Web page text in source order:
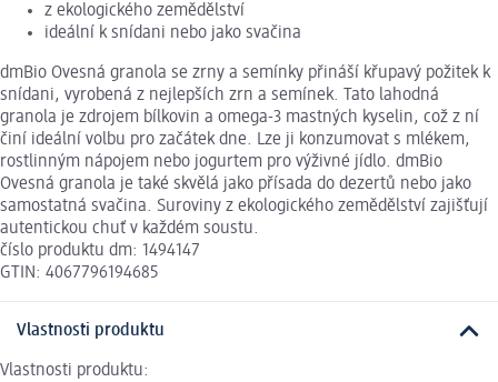
z ekologického zemědělství
ideální k snídani nebo jako svačina
dmBio Ovesná granola se zrny a semínky přináší křupavý požitek k
snídani, vyrobená z nejlepších zrn a semínek. Tato lahodná
granola je zdrojem bílkovin a omega-3 mastných kyselin, což z ní
činí ideální volbu pro začátek dne. Lze ji konzumovat s mlékem,
rostlinným nápojem nebo jogurtem pro výživné jídlo. dmBio
Ovesná granola je také skvělá jako přísada do dezertů nebo jako
samostatná svačina. Suroviny z ekologického zemědělství zajišťují
autentickou chuť v každém soustu.
číslo produktu dm: 1494147
GTIN: 4067796194685
Vlastnosti produktu
Vlastnosti produktu: